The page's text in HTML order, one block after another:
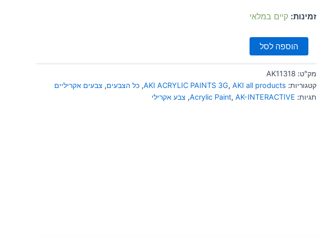
זמינות: קיים במלאי
הוספה לסל
מק"ט: AK11318
קטגוריות:
AKI ACRYLIC PAINTS 3G, AKI all products
, כל הצבעים, צבעים אקריליים
תגיות:
Acrylic Paint, AK-INTERACTIVE
, צבע אקרילי